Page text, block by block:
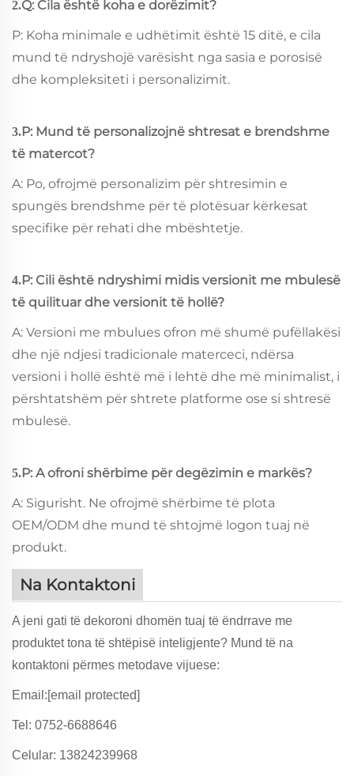
2.Q: Cila është koha e dorëzimit?
P: Koha minimale e udhëtimit është 15 ditë, e cila
mund të ndryshojë varësisht nga sasia e porosisë
dhe kompleksiteti i personalizimit.
3.P: Mund të personalizojnë shtresat e brendshme
të matercot?
A: Po, ofrojmë personalizim për shtresimin e
spungës brendshme për të plotësuar kërkesat
specifike për rehati dhe mbështetje.
4.P: Cili është ndryshimi midis versionit me mbulesë
të quilituar dhe versionit të hollë?
A: Versioni me mbulues ofron më shumë pufëllakësi
dhe një ndjesi tradicionale materceci, ndërsa
versioni i hollë është më i lehtë dhe më minimalist, i
përshtatshëm për shtrete platforme ose si shtresë
mbulesë.
5.P: A ofroni shërbime për degëzimin e markës?
A: Sigurisht. Ne ofrojmë shërbime të plota
OEM/ODM dhe mund të shtojmë logon tuaj në
produkt.
Na Kontaktoni
A jeni gati të dekoroni dhomën tuaj të ëndrrave me
produktet tona të shtëpisë inteligjente? Mund të na
kontaktoni përmes metodave vijuese:
Email:[email protected]
Tel: 0752-6688646
Celular: 13824239968